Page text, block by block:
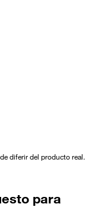
diferir del producto real.
para